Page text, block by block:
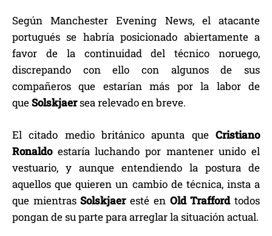
Según Manchester Evening News, el atacante
portugués se habría posicionado abiertamente a
favor de la continuidad del técnico noruego,
discrepando con ello con algunos de sus
compañeros que estarían más por la labor de
queSolskjaersea relevado en breve.
El citado medio británico apunta que Cristiano
Ronaldoestaría luchando por mantener unido el
vestuario, y aunque entendiendo la postura de
aquellos que quieren un cambio de técnica, insta a
que mientrasSolskjaeresté en Old Traffordtodos
pongan de su parte para arreglar la situación actual.